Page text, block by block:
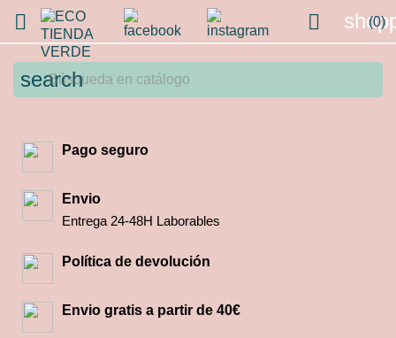
 (0)

search
Pago seguro
Envio
Entrega 24-48H Laborables
Política de devolución
Envio gratis a partir de 40€